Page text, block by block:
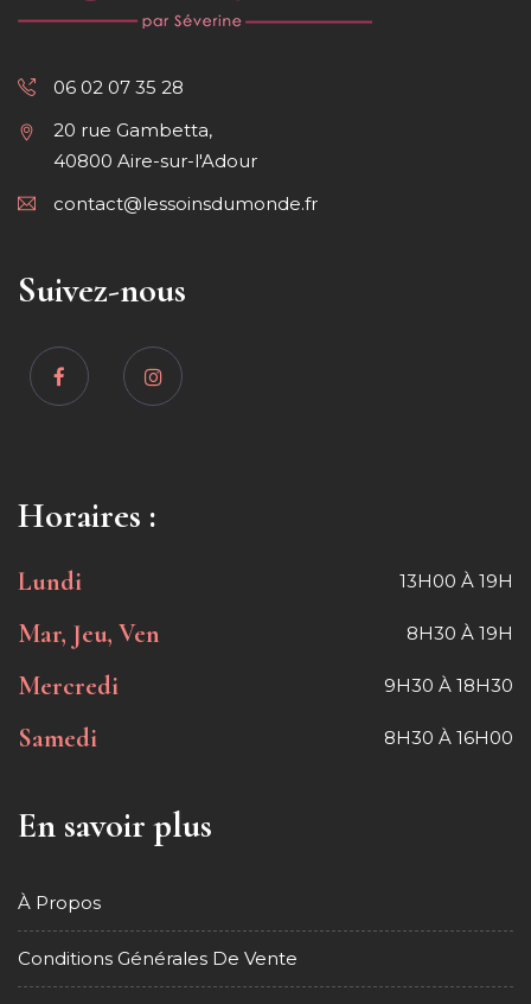
06 02 07 35 28
20 rue Gambetta,
40800 Aire-sur-l'Adour
contact@lessoinsdumonde.fr
Suivez-nous
Horaires :
Lundi 13H00 À 19H
Mar, Jeu, Ven 8H30 À 19H
Mercredi 9H30 À 18H30
Samedi 8H30 À 16H00
En savoir plus
À Propos
Conditions Générales De Vente